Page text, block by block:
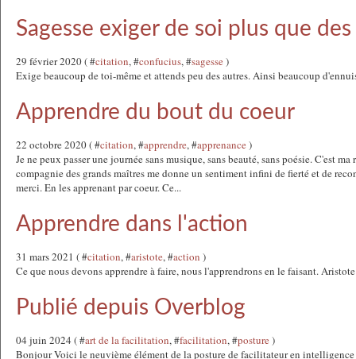
Sagesse exiger de soi plus que
29 février 2020 ( #citation, #confucius, #sagesse)
Exige beaucoup de toi-même et attends peu des autres. Ainsi beaucoup
Apprendre du bout du coeur
22 octobre 2020 ( #citation, #apprendre, #apprenance)
Je ne peux passer une journée sans musique, sans beauté, sans poésie. C'est ma
compagnie des grands maîtres me donne un sentiment infini de fierté et de
merci. En les apprenant par coeur. Ce...
Apprendre dans l'action
31 mars 2021 ( #citation, #aristote, #action )
Ce que nous devons apprendre à faire, nous l'apprendrons en le faisant.
Publié depuis Overblog
04 juin 2024 ( #art de la facilitation, #facilitation, #posture)
Bonjour Voici le neuvième élément de la posture de facilitateur en